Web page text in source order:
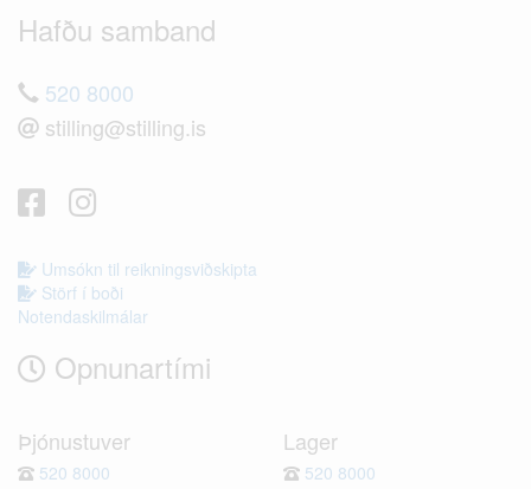
Hafðu samband
520 8000
stilling@stilling.is
Umsókn til reikningsviðskipta
Störf í boði
Notendaskilmálar
Opnunartími
Þjónustuver
520 8000
Lager
520 8000